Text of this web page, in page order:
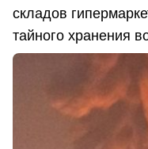
складов
тайного хранения